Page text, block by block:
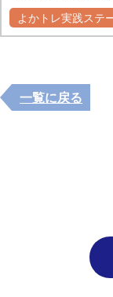
よかトレ実践ステ
一覧に戻る